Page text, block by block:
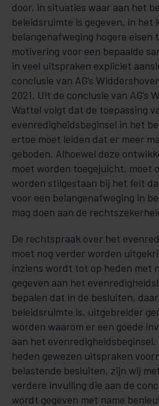
door, in situaties waar aan het
beleidsruimte is gegeven, in het
belangenafweging hogere eisen
motivering voor een bepaalde
in veel uitspraken expliciet
conclusie van AG’s
2021. Uit de conclusie van AG’s
Wattel volgt dat de toepassing
evenredigheidsbeginsel in het
ertoe moet leiden dat er meer
geboden. Alhoewel deze
moet worden toegejuicht, moet
worden stilgestaan bij het feit
voor een belangenafweging in
mag doen aan de
De rechtspraak over het
moet nog verder worden
inziens wordt tot op heden met
gegeven aan het
bepalen dat in de besluiten,
beleidsruimte is, uitgebreider
worden waarom er een goede
aan het
heden gewezen uitspraken
belastende besluiten, zijn wij
verdere invulling die aan de
wordt gegeven met name